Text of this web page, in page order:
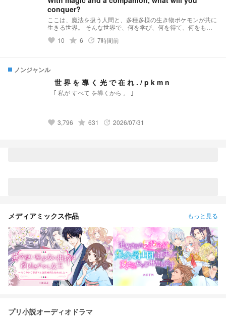
conquer?
ここは、魔法を扱う人間と、多種多様の生き物ポケモンが共に
生きる世界。 そんな世界で、何を学び、何を得て、何をもっ
る。 あなたは、この世界の救世主の一人に、一匹になり得る
favorite 10 grade 6 update 7時間前
ノンジャンル
世 界 を 導 く 光 で 在 れ . / p k m n
｢ 私が すべて を導くから 。 ｣
favorite 3,796 grade 631 update 2026/07/31
メディアミックス作品 もっと見る
プリ小説オーディオドラマ